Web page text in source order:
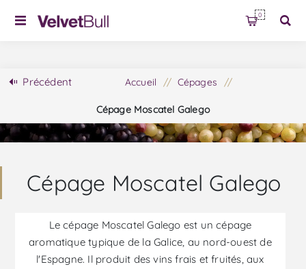
0
Précédent Accueil / Cépages /
Cépage Moscatel Galego
Cépage Moscatel Galego
Le cépage Moscatel Galego est un cépage
aromatique typique de la Galice, au nord-ouest de
l'Espagne. Il produit des vins frais et fruités, aux